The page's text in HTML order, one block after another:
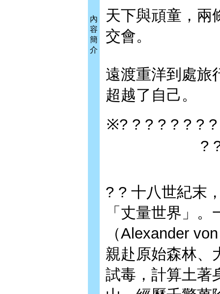
內
容
簡
介
天下與頑童，兩
交會。
遠渡重洋到處旅
超越了自己。
※? ? ? ? ? ? ?
?
? ? 十八世紀末
「丈量世界」
（Alexander
親赴原始森林、
試毒，計算土著